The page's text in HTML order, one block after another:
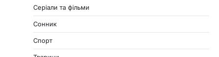
Серіали та фільми
Сонник
Спорт